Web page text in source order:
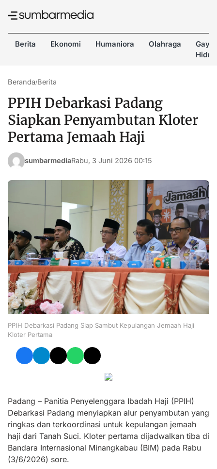
Berita Ekonomi Humaniora Olahraga
Gaya
Hidup
Beranda/Berita
PPIH Debarkasi Padang
Siapkan Penyambutan Kloter
Pertama Jemaah Haji
sumbarmediaRabu, 3 Juni 2026 00:15
PPIH Debarkasi Padang Siap Sambut Kepulangan Jemaah Haji
Kloter Pertama
Padang – Panitia Penyelenggara Ibadah Haji (PPIH)
Debarkasi Padang menyiapkan alur penyambutan yang
ringkas dan terkoordinasi untuk kepulangan jemaah
haji dari Tanah Suci. Kloter pertama dijadwalkan tiba di
Bandara Internasional Minangkabau (BIM) pada Rabu
(3/6/2026) sore.